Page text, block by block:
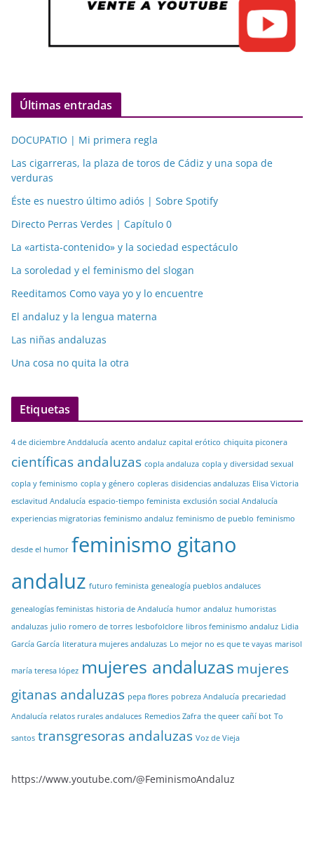
Últimas entradas
DOCUPATIO | Mi primera regla
Las cigarreras, la plaza de toros de Cádiz y una sopa de
verduras
Éste es nuestro último adiós | Sobre Spotify
Directo Perras Verdes | Capítulo 0
La «artista-contenido» y la sociedad espectáculo
La soroledad y el feminismo del slogan
Reeditamos Como vaya yo y lo encuentre
El andaluz y la lengua materna
Las niñas andaluzas
Una cosa no quita la otra
Etiquetas
4 de diciembre Anddalucía acento andaluz capital erótico chiquita piconera
científicas andaluzas copla andaluza copla y diversidad sexual
copla y feminismo copla y género copleras disidencias andaluzas Elisa Victoria
esclavitud Andalucía espacio-tiempo feminista exclusión social Andalucía
experiencias migratorias feminismo andaluz feminismo de pueblo feminismo
desde el humor feminismo gitano
andaluz futuro feminista genealogía pueblos andaluces
genealogías feministas historia de Andalucía humor andaluz humoristas
andaluzas julio romero de torres lesbofolclore libros feminismo andaluz Lidia
García García literatura mujeres andaluzas Lo mejor no es que te vayas marisol
maría teresa lópez mujeres andaluzas mujeres
gitanas andaluzas pepa flores pobreza Andalucía precariedad
Andalucía relatos rurales andaluces Remedios Zafra the queer cañí bot To
santos transgresoras andaluzas Voz de Vieja
https://www.youtube.com/@FeminismoAndaluz